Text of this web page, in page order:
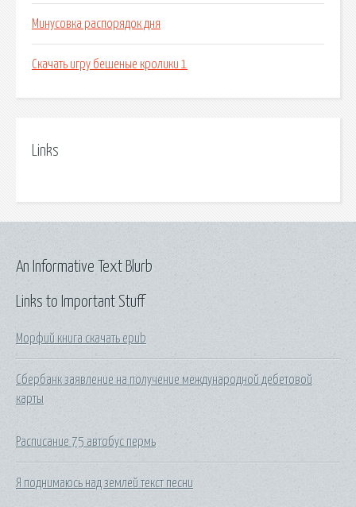
Минусовка распорядок дня
Скачать игру бешеные кролики 1
Links
Links to Important Stuff
Морфий книга скачать epub
Сбербанк заявление на получение международной дебетовой
карты
Расписание 75 автобус пермь
Я поднимаюсь над землей текст песни
An Informative Text Blurb